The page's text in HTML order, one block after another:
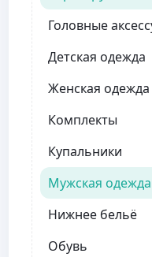
Головные
Детская одежда
Женская одежда
Комплекты
Купальники
Мужская одежда
Нижнее бельё
Обувь